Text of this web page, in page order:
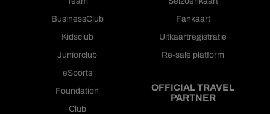
BusinessClub
Kidsclub
Juniorclub
eSports
Foundation
Club
Fankaart
Uitkaartregistratie
Re-sale platform
OFFICIAL TRAVEL
PARTNER